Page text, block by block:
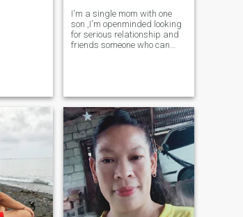
I'm a single mom with one
son ,I'm openminded looking
for serious relationship and
friends someone who can